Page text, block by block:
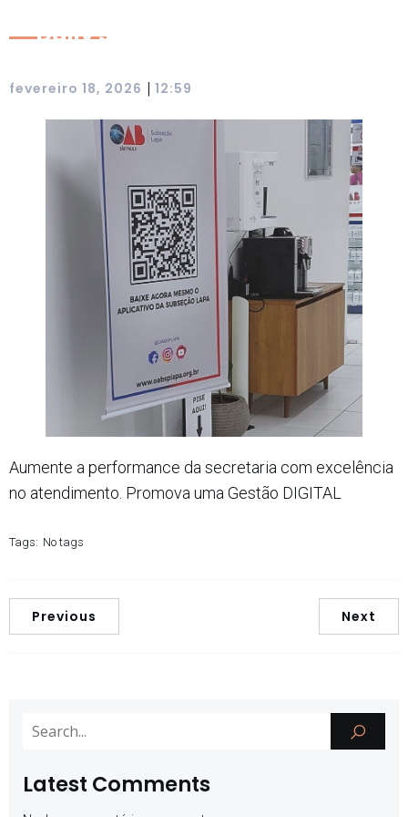
Daily Subseção
fevereiro 18, 2026 | 12:59
Aumente a performance da secretaria com excelência
no atendimento. Promova uma Gestão DIGITAL
Tags: No tags
Previous Next
Latest Comments